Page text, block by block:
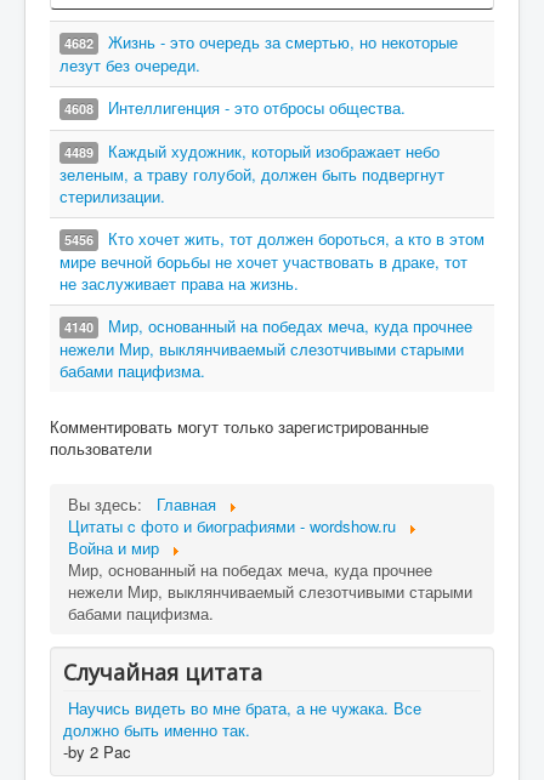
4682
Жизнь - это очередь за смертью, но некоторые
лезут без очереди.
4608 Интеллигенция - это отбросы общества.
4489
Каждый художник, который изображает небо
зеленым, а траву голубой, должен быть подвергнут
стерилизации.
5456
Кто хочет жить, тот должен бороться, а кто в этом
мире вечной борьбы не хочет участвовать в драке, тот
не заслуживает права на жизнь.
4140
Мир, основанный на победах меча, куда прочнее
нежели Мир, выклянчиваемый слезотчивыми старыми
бабами пацифизма.
Комментировать могут только зарегистрированные
пользователи
Вы здесь:
Главная
Цитаты c фото и биографиями - wordshow.ru
Война и мир
Мир, основанный на победах меча, куда прочнее
нежели Мир, выклянчиваемый слезотчивыми старыми
бабами пацифизма.
Случайная цитата
Научись видеть во мне брата, а не чужака. Все
должно быть именно так.
-by 2 Pac